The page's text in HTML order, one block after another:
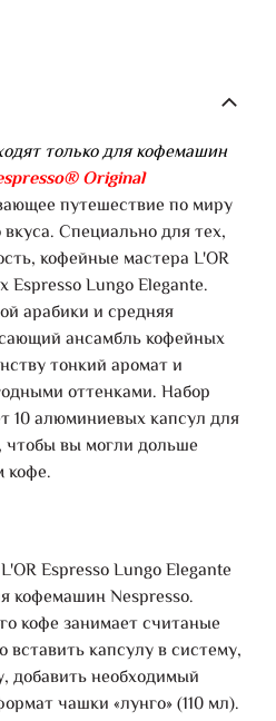
только для кофемашин
Original
путешествие по миру
Специально для тех,
кофейные мастера L'OR
Espresso Lungo Elegante.
арабики и средняя
ансамбль кофейных
тонкий аромат и
оттенками. Набор
10 алюминиевых капсул для
вы могли дольше
кофе.
Espresso Lungo Elegante
кофемашин Nespresso.
кофе занимает считаные
вставить капсулу в систему,
добавить необходимый
чашки «лунго» (110 мл).